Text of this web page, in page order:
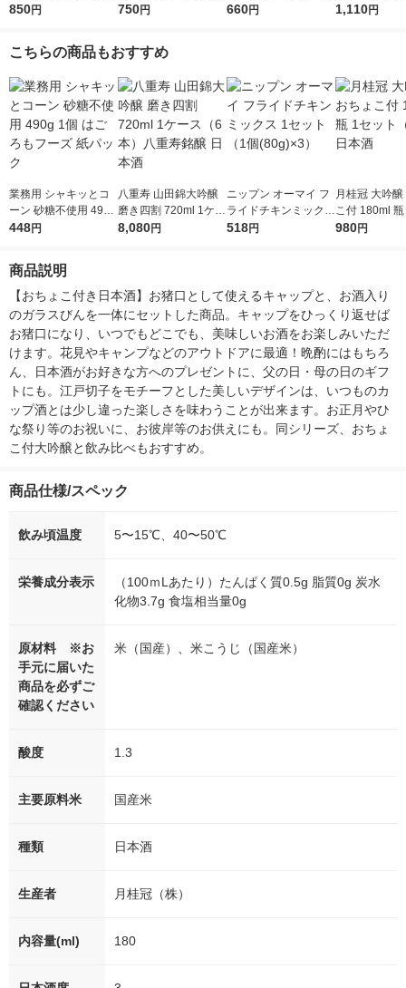
1本 東亜酒造 日本酒
850円
本 東亜酒造 日本酒
750円
本 東亜酒造 日本酒
660円
2L 1本 東亜酒
1,110円
こちらの商品もおすすめ
業務用 シャキッとコ
ーン 砂糖不使用 490g
1個 はごろもフーズ
448円
八重寿 山田錦大吟醸
磨き四割 720ml 1ケー
ス（6本）八重寿銘醸
8,080円
ニップン オーマイ フ
ライドチキンミックス
1セット（1個(80g)×
518円
月桂冠 大吟
こ付 180ml
ト（3本） 日
980円
商品説明
【おちょこ付き日本酒】お猪口として使えるキャップと、お酒入り
のガラスびんを一体にセットした商品。キャップをひっくり返せば
お猪口になり、いつでもどこでも、美味しいお酒をお楽しみいただ
けます。花見やキャンプなどのアウトドアに最適！晩酌にはもちろ
ん、日本酒がお好きな方へのプレゼントに、父の日・母の日のギフ
トにも。江戸切子をモチーフとした美しいデザインは、いつものカ
ップ酒とは少し違った楽しさを味わうことが出来ます。お正月やひ
な祭り等のお祝いに、お彼岸等のお供えにも。同シリーズ、おちょ
こ付大吟醸と飲み比べもおすすめ。
商品仕様/スペック
飲み頃温度 5〜15℃、40〜50℃
栄養成分表示
（100ｍLあたり）たんぱく質0.5g 脂質0g 炭水
化物3.7g 食塩相当量0g
原材料 ※お
手元に届いた
商品を必ずご
確認ください
米（国産）、米こうじ（国産米）
酸度 1.3
主要原料米 国産米
種類 日本酒
生産者 月桂冠（株）
内容量(ml) 180